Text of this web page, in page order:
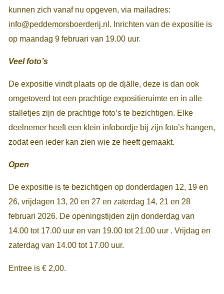
kunnen zich vanaf nu opgeven, via mailadres:
info@peddemorsboerderij.nl . Inrichten van de expositie is
op maandag 9 februari van 19.00 uur.
Veel foto’s
De expositie vindt plaats op de djälle, deze is dan ook
omgetoverd tot een prachtige expositieruimte en in alle
stalletjes zijn de prachtige foto’s te bezichtigen. Elke
deelnemer heeft een klein infobordje bij zijn foto’s hangen,
zodat een ieder kan zien wie ze heeft gemaakt.
Open
De expositie is te bezichtigen op donderdagen 12, 19 en
26, vrijdagen 13, 20 en 27 en zaterdag 14, 21 en 28
februari 2026. De openingstijden zijn donderdag van
14.00 tot 17.00 uur en van 19.00 tot 21.00 uur . Vrijdag en
zaterdag van 14.00 tot 17.00 uur.
Entree is € 2,00.